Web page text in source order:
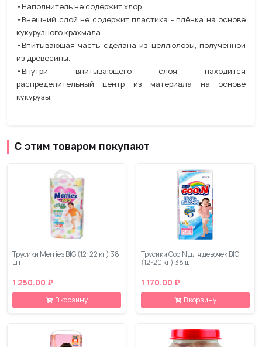
•Наполнитель не содержит хлор.
•Внешний слой не содержит пластика - плёнка на основе
кукурузного крахмала.
•Впитывающая часть сделана из целлюлозы, полученной
из древесины.
•Внутри впитывающего слоя находится
распределительный центр из материала на основе
кукурузы.
С этим товаром покупают
Трусики Merries BIG (12-22 кг) 38
шт
1 250.00 ₽
В корзину
Трусики Goo.N для девочек BIG
(12-20 кг) 38 шт
1 170.00 ₽
В корзину